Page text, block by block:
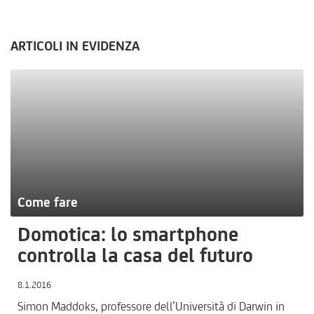
ARTICOLI IN EVIDENZA
Come fare
Domotica: lo smartphone
controlla la casa del futuro
8.1.2016
Simon Maddoks, professore dell’Università di Darwin in